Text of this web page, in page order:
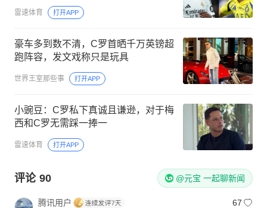
雷速体育 打开APP
豪车多到数不清，C罗首晒千万英镑超
跑阵容，发文戏称只是玩具
世界王室那些事 打开APP
小豌豆：C罗私下真诚且谦逊，对于梅
西和C罗无需踩一捧一
雷速体育 打开APP
评论 90 @元宝 一起聊新闻
腾讯用户
67